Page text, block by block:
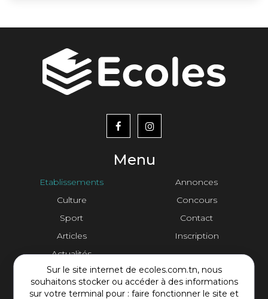
Sur le site internet de ecoles.com.tn, nous
souhaitons stocker ou accéder à des informations
sur votre terminal pour : faire fonctionner le site et
Menu
Etablissements
Culture
Sport
Articles
Actualités
menu
footer2
Annonces
Concours
Contact
Inscription
Contact Plateforme